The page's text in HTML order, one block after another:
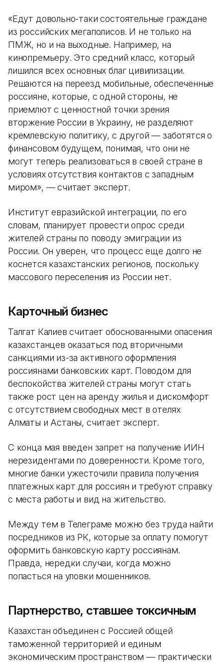
«Едут довольно-таки состоятельные граждане
из российских мегаполисов. И не только на
ПМЖ, но и на выходные. Например, на
кинопремьеру. Это средний класс, который
лишился всех основных благ цивилизации.
Решаются на переезд мобильные, обеспеченные
россияне, которые, с одной стороны, не
приемлют с ценностной точки зрения
вторжение России в Украину, не разделяют
кремлевскую политику, с другой — заботятся о
финансовом будущем, понимая, что они не
могут теперь реализоваться в своей стране в
условиях отсутствия контактов с западным
миром», — считает эксперт.
Институт евразийской интеграции, по его
словам, планирует провести опрос среди
жителей страны по поводу эмиграции из
России. Он уверен, что процесс еще долго не
коснется казахстанских регионов, поскольку
массового переселения из России нет.
Карточный бизнес
Талгат Калиев считает обоснованными опасения
казахстанцев оказаться под вторичными
санкциями из-за активного оформления
россиянами банковских карт. Поводом для
беспокойства жителей страны могут стать
также рост цен на аренду жилья и дискомфорт
с отсутствием свободных мест в отелях
Алматы и Астаны, считает эксперт.
С конца мая введен запрет на получение ИИН
нерезидентами по доверенности. Кроме того,
многие банки ужесточили правила получения
платежных карт для россиян и требуют справку
с места работы и вид на жительство.
Между тем в Телеграме можно без труда найти
посредников из РК, которые за оплату помогут
оформить банковскую карту россиянам.
Правда, нередки случаи, когда можно
попасться на уловки мошенников.
Партнерство, ставшее токсичным
Казахстан объединен с Россией общей
таможенной территорией и единым
экономическим пространством — практически